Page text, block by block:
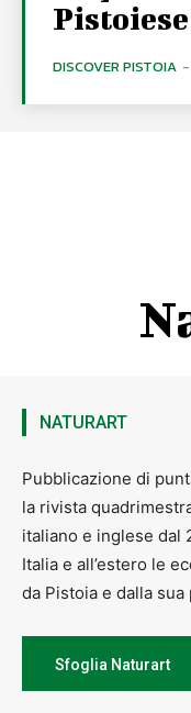
DISCOVER PISTOIA -
NATURART
Pubblicazione di
la rivista
italiano e inglese dal
Italia e all’estero le
da Pistoia e dalla sua
Sfoglia Naturart